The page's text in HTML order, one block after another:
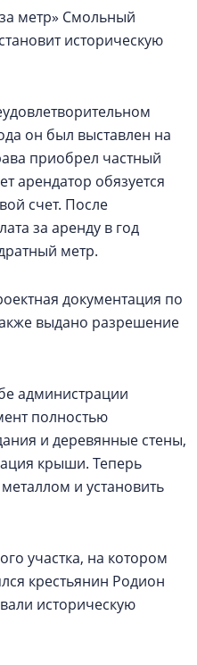
метр» Смольный
историческую
он был выставлен на
приобрел частный
арендатор обязуется
счет. После
за аренду в год
метр.
документация по
выдано разрешение
администрации
полностью
и деревянные стены,
крыши. Теперь
и установить
участка, на котором
крестьянин Родион
историческую